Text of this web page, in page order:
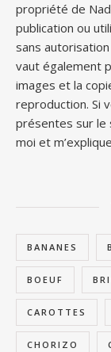
propriété de
publication ou
sans
vaut également
images et la
reproduction. Si
présentes sur le
moi et
BANANES
BOEUF
CAROTTES
CHORIZO